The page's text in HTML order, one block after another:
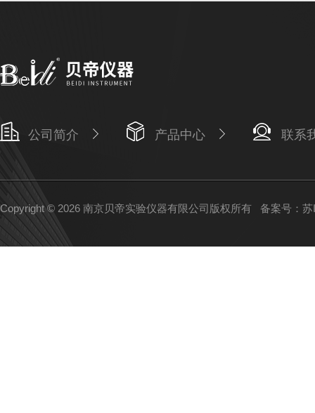
公司简介 产品中心 联系
Copyright © 2026 南京贝帝实验仪器有限公司版权所有 备案号：